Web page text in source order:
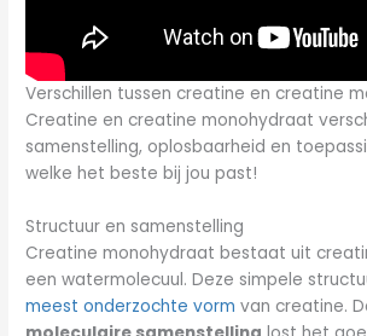
Verschillen tussen creatine en creatine
Creatine en creatine monohydraat
samenstelling, oplosbaarheid en
welke het beste bij jou past!
Structuur en samenstelling
Creatine monohydraat bestaat uit
een watermolecuul. Deze simpele
meest onderzochte vorm van creatine.